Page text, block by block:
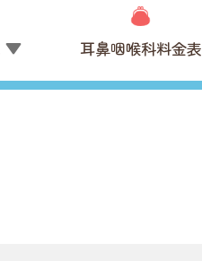
耳鼻咽喉科料金表